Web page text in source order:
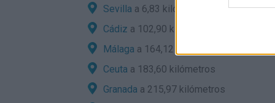
Sevilla a 6,83 kilómetros
Cádiz a 102,90 kilómetros
Málaga a 164,12 kilómetros
Ceuta a 183,60 kilómetros
Granada a 215,97 kilómetros